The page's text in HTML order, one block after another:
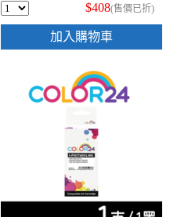
$408(售價已折)
加入購物車